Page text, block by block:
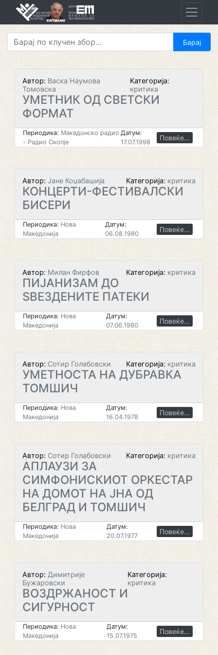
Автор: Васка Наумова
Томовска
Категорија:
критика
УМЕТНИК ОД СВЕТСКИ
ФОРМАТ
Периодика: Македонско радио
- Радио Скопје
Датум:
17.07.1998
Повеќе...
Автор: Јане Коџабашија Категорија: критика
КОНЦЕРТИ-ФЕСТИВАЛСКИ
БИСЕРИ
Периодика: Нова
Македонија
Датум:
06.08.1980
Повеќе...
Автор: Милан Фирфов Категорија: критика
ПИЈАНИЗАМ ДО
ЅВЕЗДЕНИТЕ ПАТЕКИ
Периодика: Нова
Македонија
Датум:
07.06.1980
Повеќе...
Автор: Сотир Голабовски Категорија: критика
УМЕТНОСТА НА ДУБРАВКА
ТОМШИЧ
Периодика: Нова
Македонија
Датум:
16.04.1978
Повеќе...
Автор: Сотир Голабовски Категорија: критика
АПЛАУЗИ ЗА
СИМФОНИСКИОТ ОРКЕСТАР
НА ДОМОТ НА ЈНА ОД
БЕЛГРАД И ТОМШИЧ
Периодика: Нова
Македонија
Датум:
20.07.1977
Повеќе...
Автор: Димитрије
Бужаровски
Категорија:
критика
ВОЗДРЖАНОСТ И
СИГУРНОСТ
Периодика: Нова
Македонија
Датум:
15.07.1975
Повеќе...